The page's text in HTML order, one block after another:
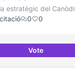
estratègic del
0 0
VoteRelació